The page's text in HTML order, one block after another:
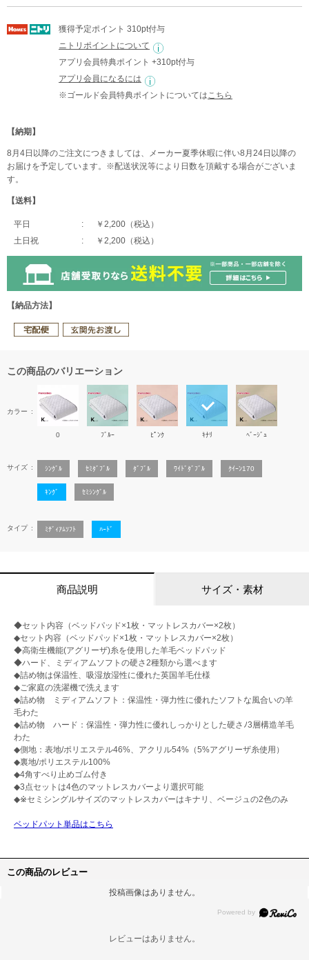
獲得予定ポイント 310pt付与
ニトリポイントについて
アプリ会員特典ポイント +310pt付与
アプリ会員になるには
※ゴールド会員特典ポイントについては こちら
【納期】
8月4日以降のご注文につきましては、メーカー夏季休暇に伴い8月24日以降の
お届けを予定しています。※配送状況等により日数を頂戴する場合がございま
す。
【送料】
平日
￥2,200（税込）
土日祝
￥2,200（税込）
【納品方法】
この商品のバリエーション
カラー
0 ﾌﾞﾙｰ ﾋﾟﾝｸ ｷﾅﾘ ﾍﾞｰｼﾞｭ
サイズ ｼﾝｸﾞﾙ ｾﾐﾀﾞﾌﾞﾙ ﾀﾞﾌﾞﾙ ﾜｲﾄﾞﾀﾞﾌﾞﾙ ｸｲｰﾝ170
ｷﾝｸﾞ ｾﾐｼﾝｸﾞﾙ
タイプ ﾐﾃﾞｨｱﾑｿﾌﾄ ﾊｰﾄﾞ
商品説明 サイズ・素材
◆セット内容（ベッドパッド×1枚・マットレスカバー×2枚）
◆セット内容（ベッドパッド×1枚・マットレスカバー×2枚）
◆高衛生機能(アグリーザ)糸を使用した羊毛ベッドパッド
◆ハード、ミディアムソフトの硬さ2種類から選べます
◆詰め物は保温性、吸湿放湿性に優れた英国羊毛仕様
◆ご家庭の洗濯機で洗えます
◆詰め物 ミディアムソフト：保温性・弾力性に優れたソフトな風合いの羊
毛わた
◆詰め物 ハード：保温性・弾力性に優れしっかりとした硬さﾉ3層構造羊毛
わた
◆側地：表地/ポリエステル46%、アクリル54%（5%アグリーザ糸使用）
◆裏地/ポリエステル100%
◆4角すべり止めゴム付き
◆3点セットは4色のマットレスカバーより選択可能
◆※セミシングルサイズのマットレスカバーはキナリ、ベージュの2色のみ
ベッドパット単品はこちら
この商品のレビュー
投稿画像はありません。
レビューはありません。